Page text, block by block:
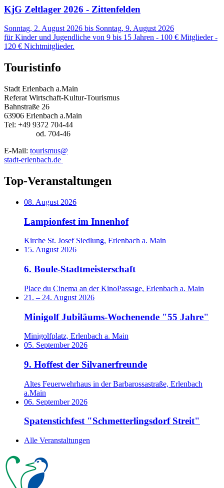
KjG Zeltlager 2026 - Zittenfelden
Sonntag, 2. August 2026 bis Sonntag, 9. August 2026
für Kinder und Jugendliche von 9 bis 15 Jahren - 100 € Mitglieder -
120 € Nichtmitglieder.
Touristinfo
Stadt Erlenbach a.Main
Referat Wirtschaft-Kultur-Tourismus
Bahnstraße 26
63906 Erlenbach a.Main
Tel: +49 9372 704-44
od. 704-46
E-Mail: tourismus@
stadt-erlenbach.de
Top-Veranstaltungen
08. August 2026
Lampionfest im Innenhof
Kirche St. Josef Siedlung, Erlenbach a. Main
15. August 2026
6. Boule-Stadtmeisterschaft
Place du Cinema an der KinoPassage, Erlenbach a. Main
21. – 24. August 2026
Minigolf Jubiläums-Wochenende "55 Jahre"
Minigolfplatz, Erlenbach a. Main
05. September 2026
9. Hoffest der Silvanerfreunde
Altes Feuerwehrhaus in der Barbarossastraße, Erlenbach
a.Main
06. September 2026
Spatenstichfest "Schmetterlingsdorf Streit"
Alle Veranstaltungen